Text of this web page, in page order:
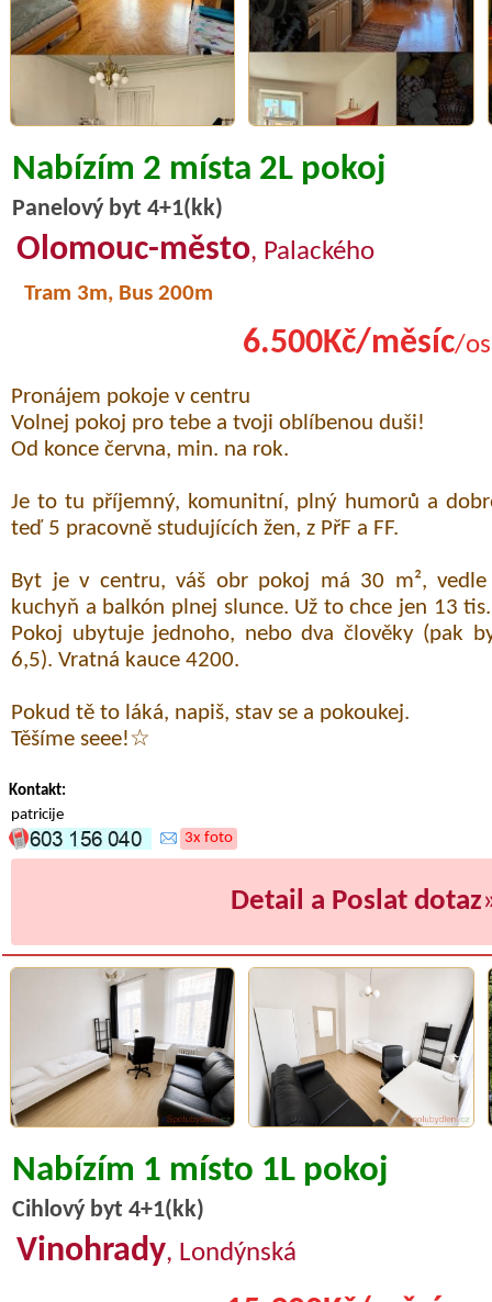
Nabízím 2 místa 2L pokoj
Panelový byt 4+1(kk)
Olomouc-město, Palackého
Tram 3m, Bus 200m
6.500Kč/měsíc/
Pronájem pokoje v centru
Volnej pokoj pro tebe a tvoji oblíbenou duši!
Od konce června, min. na rok.
Je to tu příjemný, komunitní, plný humorů a
teď 5 pracovně studujících žen, z PřF a FF.
Byt je v centru, váš obr pokoj má 30 m², vedle
kuchyň a balkón plnej slunce. Už to chce jen 13
Pokoj ubytuje jednoho, nebo dva člověky (pak
6,5). Vratná kauce 4200.
Pokud tě to láká, napiš, stav se a pokoukej.
Těšíme seee!☆
Kontakt:
patricije
3x foto
Detail a Poslat dotaz
Nabízím 1 místo 1L pokoj
Cihlový byt 4+1(kk)
Vinohrady, Londýnská